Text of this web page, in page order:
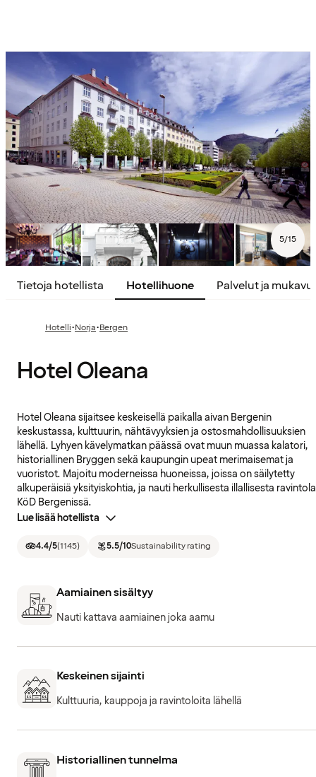
5/15
Tietoja hotellista Hotellihuone Palvelut ja
Hotelli·Norja·Bergen
Hotel Oleana
Hotel Oleana sijaitsee keskeisellä paikalla aivan Bergenin
keskustassa, kulttuurin, nähtävyyksien ja ostosmahdollisuuksien
lähellä. Lyhyen kävelymatkan päässä ovat muun muassa kalatori,
historiallinen Bryggen sekä kaupungin upeat merimaisemat ja
vuoristot. Majoitu moderneissa huoneissa, joissa on säilytetty
alkuperäisiä yksityiskohtia, ja nauti herkullisesta illallisesta ravintola
KöD Bergenissä.
Lue lisää hotellista
4.4/5(1145) 5.5/10Sustainability rating
Aamiainen sisältyy
Nauti kattava aamiainen joka aamu
Keskeinen sijainti
Kulttuuria, kauppoja ja ravintoloita lähellä
Historiallinen tunnelma